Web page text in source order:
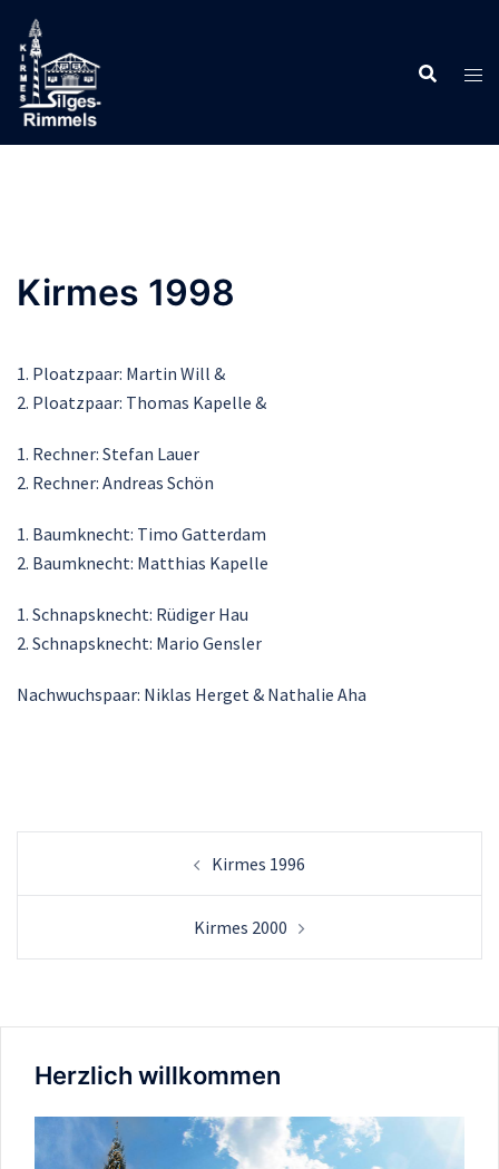
Inhalt
springen
Kirmes 1998
1. Ploatzpaar: Martin Will &
2. Ploatzpaar: Thomas Kapelle &
1. Rechner: Stefan Lauer
2. Rechner: Andreas Schön
1. Baumknecht: Timo Gatterdam
2. Baumknecht: Matthias Kapelle
1. Schnapsknecht: Rüdiger Hau
2. Schnapsknecht: Mario Gensler
Nachwuchspaar: Niklas Herget & Nathalie Aha
Kirmes 1996
Kirmes 2000
Herzlich willkommen